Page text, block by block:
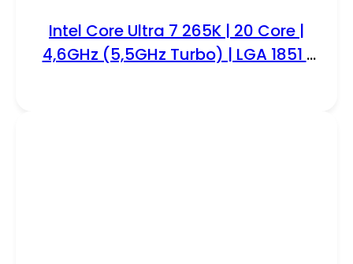
Intel Core Ultra 7 265K | 20 Core |
4,6GHz (5,5GHz Turbo) | LGA 1851 |